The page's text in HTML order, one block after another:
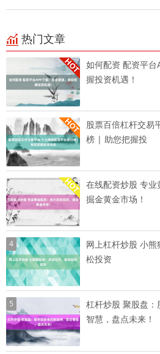
热门文章
如何配资 配资平台
握投资机遇！
股票百倍杠杆交易
榜 | 助您把握投
在线配资炒股 专业
掘金黄金市场！
4
网上杠杆炒股 小
松投资
5
杠杆炒股 聚股盘
智慧，盘点未来！